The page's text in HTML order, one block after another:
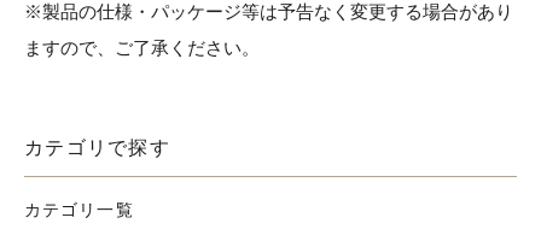
※製品の仕様・パッケージ等は予告なく変更する場合があり
ますので、ご了承ください。
カテゴリで探す
カテゴリ一覧